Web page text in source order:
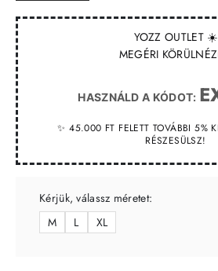
YOZZ OUTLET ☀️
MEGÉRI
HASZNÁLD A KÓDOT:
✨ 45.000 FT FELETT TOVÁBBI 5%
RÉSZESÜLSZ!
Kérjük, válassz méretet:
M
L XL